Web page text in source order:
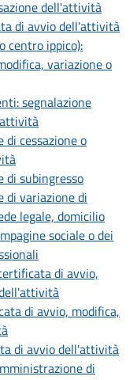
dell'attività
di avvio dell'attività
centro ippico):
variazione o
segnalazione
cessazione o
subingresso
variazione di
legale, domicilio
sociale o dei
di avvio,
di avvio, modifica,
di avvio dell'attività
di